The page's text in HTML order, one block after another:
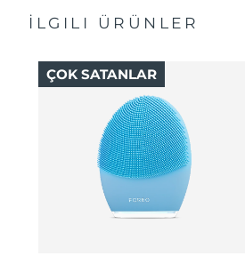
İLGILI ÜRÜNLER
ÇOK SATANLAR